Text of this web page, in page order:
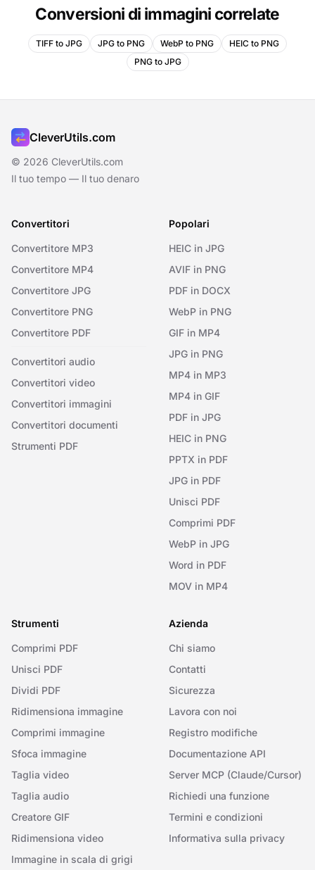
Conversioni di immagini correlate
TIFF to JPG JPG to PNG WebP to PNG
HEIC to PNG
PNG to JPG
CleverUtils.com
© 2026 CleverUtils.com
Il tuo tempo — Il tuo denaro
Convertitori
Convertitore MP3
Convertitore MP4
Convertitore JPG
Convertitore PNG
Convertitore PDF
Convertitori audio
Convertitori video
Convertitori immagini
Convertitori documenti
Strumenti PDF
Popolari
HEIC in JPG
AVIF in PNG
PDF in DOCX
WebP in PNG
GIF in MP4
JPG in PNG
MP4 in MP3
MP4 in GIF
PDF in JPG
HEIC in PNG
PPTX in PDF
JPG in PDF
Unisci PDF
Comprimi PDF
WebP in JPG
Word in PDF
MOV in MP4
Strumenti
Comprimi PDF
Unisci PDF
Dividi PDF
Ridimensiona immagine
Comprimi immagine
Sfoca immagine
Taglia video
Taglia audio
Creatore GIF
Ridimensiona video
Immagine in scala di grigi
Azienda
Chi siamo
Contatti
Sicurezza
Lavora con noi
Registro modifiche
Documentazione API
Server MCP (Claude/Cursor)
Richiedi una funzione
Termini e condizioni
Informativa sulla privacy